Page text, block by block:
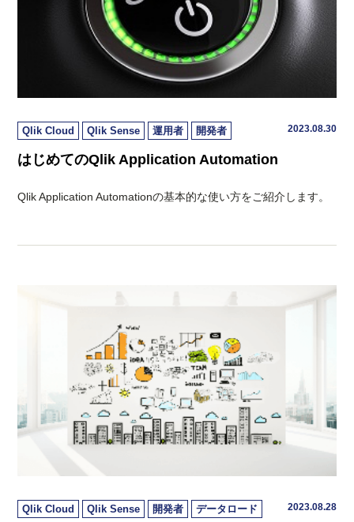
Qlik Cloud Qlik Sense 運用者 開発者 2023.08.30
はじめてのQlik Application Automation
Qlik Application Automationの基本的な使い方をご紹介します。
Qlik Cloud Qlik Sense 開発者 データロード 2023.08.28